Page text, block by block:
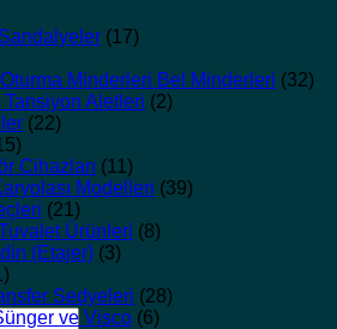
(17)
Oturma Minderleri Bel Minderleri (32)
Aletleri (2)
(22)
Cihazları (11)
Modelleri (39)
(21)
Ürünleri (8)
(Etajer) (3)
Sedyeleri (28)
ve Visco (6)